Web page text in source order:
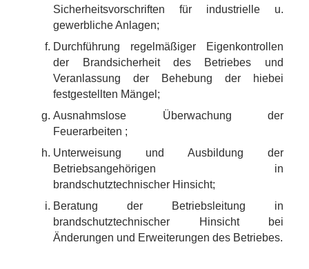
Sicherheitsvorschriften für industrielle u.
gewerbliche Anlagen;
Durchführung regelmäßiger Eigenkontrollen
der Brandsicherheit des Betriebes und
Veranlassung der Behebung der hiebei
festgestellten Mängel;
Ausnahmslose Überwachung der
Feuerarbeiten ;
Unterweisung und Ausbildung der
Betriebsangehörigen in
brandschutztechnischer Hinsicht;
Beratung der Betriebsleitung in
brandschutztechnischer Hinsicht bei
Änderungen und Erweiterungen des Betriebes.